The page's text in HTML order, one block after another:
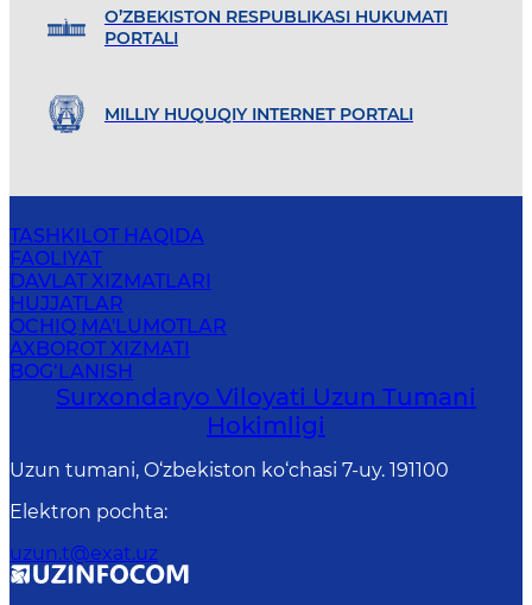
O’ZBEKISTON RESPUBLIKASI HUKUMATI
PORTALI
MILLIY HUQUQIY INTERNET PORTALI
TASHKILOT HAQIDA
FAOLIYAT
DAVLAT XIZMATLARI
HUJJATLAR
OCHIQ MA'LUMOTLAR
AXBOROT XIZMATI
BOG‘LANISH
Surxondaryo Viloyati Uzun Tumani
Hokimligi
Uzun tumani, O‘zbekiston ko‘chasi 7-uy. 191100
Elektron pochta:
uzun.t@exat.uz